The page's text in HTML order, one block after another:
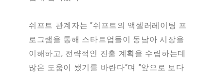
쉬프트 관계자는 “쉬프트의 액셀러레이팅 프
로그램을 통해 스타트업들이 동남아 시장을
이해하고, 전략적인 진출 계획을 수립하는데
많은 도움이 됐기를 바란다“며 ”앞으로 보다